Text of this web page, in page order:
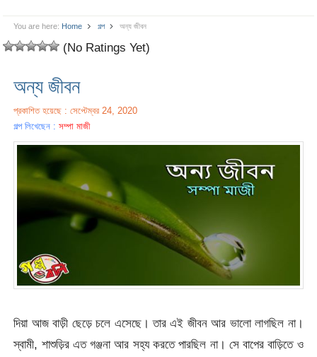
You are here: Home গল্প অন্য জীবন
(No Ratings Yet)
অন্য জীবন
প্রকাশিত হয়েছে : সেপ্টেম্বর 24, 2020
গল্প লিখেছেন :সম্পা মাজী
দিয়া আজ বাড়ী ছেড়ে চলে এসেছে। তার এই জীবন আর ভালো লাগছিল না।
স্বামী, শাশুড়ির এত গঞ্জনা আর সহ্য করতে পারছিল না। সে বাপের বাড়িতে ও